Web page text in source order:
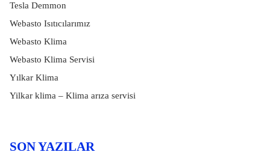
Tesla Demmon
Webasto Isıtıcılarımız
Webasto Klima
Webasto Klima Servisi
Yılkar Klima
Yilkar klima – Klima arıza servisi
SON YAZILAR